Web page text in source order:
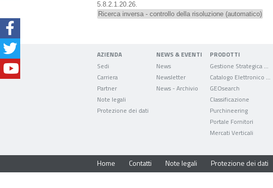
5.8.2.1.20.26.
Ricerca inversa - controllo della risoluzione (automatico)
AZIENDA
Sedi
Carriera
Partner
Note legali
Protezione dei dati
NEWS & EVENTI
News
Newsletter
News - Archivio
PRODOTTI
GEOsearch
Classificazione
Purchineering
Portale Fornitori
Mercati Verticali
Home Contatti Note legali Protezione dei dati